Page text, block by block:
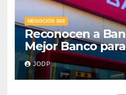
NEGOCIOS 360
Reconocen a
Mejor Banco
supera 14% del
crediticio
JODP